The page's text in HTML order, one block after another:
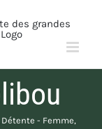
Détente - Femme